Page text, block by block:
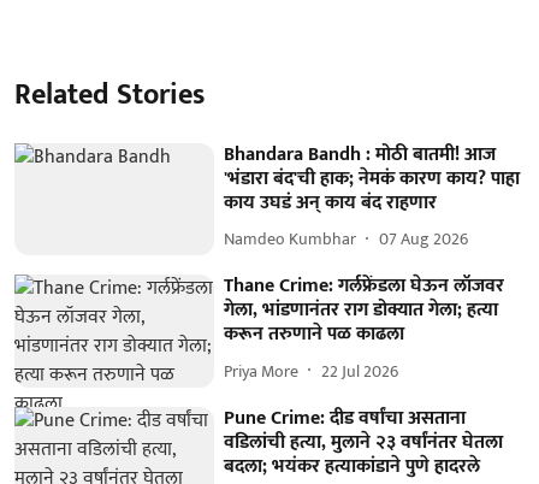
Related Stories
Bhandara Bandh : मोठी बातमी! आज
'भंडारा बंद'ची हाक; नेमकं कारण काय? पाहा
काय उघडं अन् काय बंद राहणार
Namdeo Kumbhar 07 Aug 2026
Thane Crime: गर्लफ्रेंडला घेऊन लॉजवर
गेला, भांडणानंतर राग डोक्यात गेला; हत्या
करून तरुणाने पळ काढला
Priya More 22 Jul 2026
Pune Crime: दीड वर्षांचा असताना
वडिलांची हत्या, मुलाने २३ वर्षांनंतर घेतला
बदला; भयंकर हत्याकांडाने पुणे हादरले